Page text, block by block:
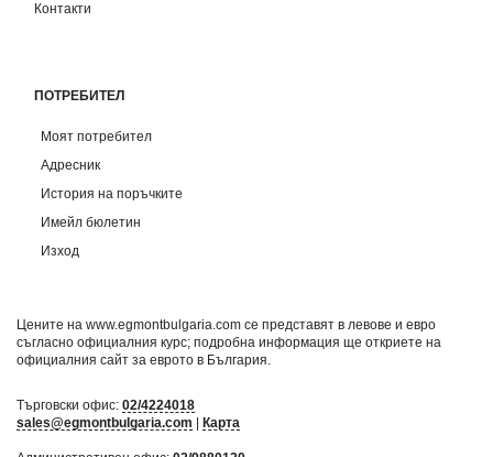
Контакти
ПОТРЕБИТЕЛ
Моят потребител
Адресник
История на поръчките
Имейл бюлетин
Изход
Цените на www.egmontbulgaria.com се представят в левове и евро
съгласно официалния курс; подробна информация ще откриете на
официалния сайт за еврото в България
Търговски офис: 02/4224018
sales@egmontbulgaria.com
Карта